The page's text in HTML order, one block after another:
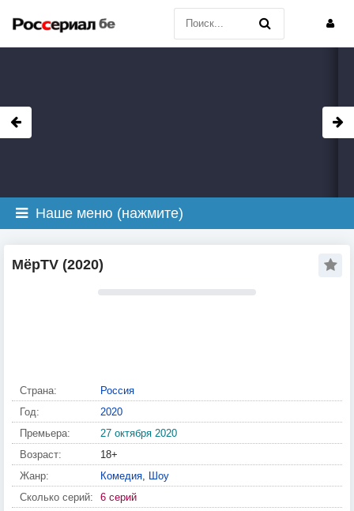
Наше меню (нажмите)
МёрTV (2020)
Страна:
Россия
Год:
2020
Премьера:
27 октября 2020
Возраст:
18+
Жанр:
Комедия, Шоу
Сколько серий:
6 серий